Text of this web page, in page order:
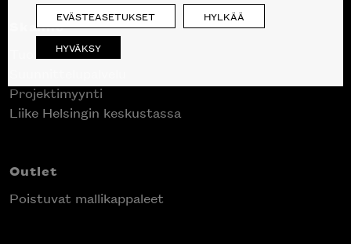
Skanno
Tuotteet
Projektimyynti
Liike Helsingin keskustassa
Outlet
Poistuvat mallikappaleet
EVÄSTEASETUKSET HYLKÄÄ
HYVÄKSY